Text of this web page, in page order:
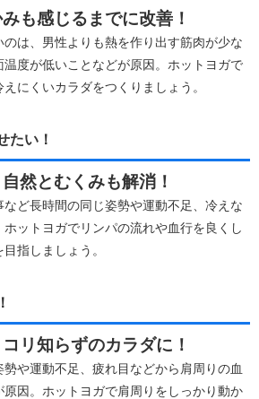
も感じるまでに改善！
は、男性よりも熱を作り出す筋肉が少な
度が低いことなどが原因。ホットヨガで
にくいカラダをつくりましょう。
たい！
然とむくみも解消！
ど長時間の同じ姿勢や運動不足、冷えな
ットヨガでリンパの流れや血行を良くし
指しましょう。
リ知らずのカラダに！
や運動不足、疲れ目などから肩周りの血
因。ホットヨガで肩周りをしっかり動か